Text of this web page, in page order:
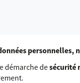
personnelles,
démarche desécurité